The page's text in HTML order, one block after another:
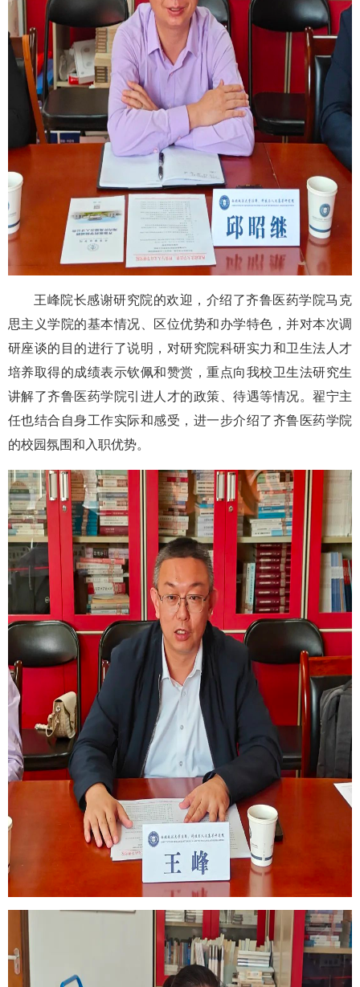
王峰院长感谢研究院的欢迎，介绍了齐鲁医药学院马克
思主义学院的基本情况、区位优势和办学特色，并对本次调
研座谈的目的进行了说明，对研究院科研实力和卫生法人才
培养取得的成绩表示钦佩和赞赏，重点向我校卫生法研究生
讲解了齐鲁医药学院引进人才的政策、待遇等情况。翟宁主
任也结合自身工作实际和感受，进一步介绍了齐鲁医药学院
的校园氛围和入职优势。